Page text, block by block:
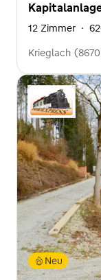
12 Zimmer ·
Krieglach
Neu